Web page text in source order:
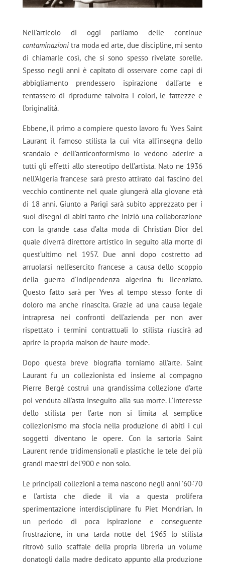
Nell’articolo di oggi parliamo delle continue
contaminazionitra moda ed arte, due discipline, mi sento
di chiamarle così, che si sono spesso rivelate sorelle.
Spesso negli anni è capitato di osservare come capi di
abbigliamento prendessero ispirazione dall’arte e
tentassero di riprodurne talvolta i colori, le fattezze e
l’originalità.
Ebbene, il primo a compiere questo lavoro fu Yves Saint
Laurant il famoso stilista la cui vita all’insegna dello
scandalo e dell’anticonformismo lo vedono aderire a
tutti gli effetti allo stereotipo dell’artista. Nato ne 1936
nell’Algeria francese sarà presto attirato dal fascino del
vecchio continente nel quale giungerà alla giovane età
di 18 anni. Giunto a Parigi sarà subito apprezzato per i
suoi disegni di abiti tanto che iniziò una collaborazione
con la grande casa d’alta moda di Christian Dior del
quale diverrà direttore artistico in seguito alla morte di
quest’ultimo nel 1957. Due anni dopo costretto ad
arruolarsi nell’esercito francese a causa dello scoppio
della guerra d’indipendenza algerina fu licenziato.
Questo fatto sarà per Yves al tempo stesso fonte di
doloro ma anche rinascita. Grazie ad una causa legale
intrapresa nei confronti dell’azienda per non aver
rispettato i termini contrattuali lo stilista riuscirà ad
aprire la propria maison de haute mode.
Dopo questa breve biografia torniamo all’arte. Saint
Laurant fu un collezionista ed insieme al compagno
Pierre Bergé costruì una grandissima collezione d’arte
poi venduta all’asta inseguito alla sua morte. L’interesse
dello stilista per l’arte non si limita al semplice
collezionismo ma sfocia nella produzione di abiti i cui
soggetti diventano le opere. Con la sartoria Saint
Laurent rende tridimensionali e plastiche le tele dei più
grandi maestri del’900 e non solo.
Le principali collezioni a tema nascono negli anni ’60-’70
e l’artista che diede il via a questa prolifera
sperimentazione interdisciplinare fu Piet Mondrian. In
un periodo di poca ispirazione e conseguente
frustrazione, in una tarda notte del 1965 lo stilista
ritrovò sullo scaffale della propria libreria un volume
donatogli dalla madre dedicato appunto alla produzione